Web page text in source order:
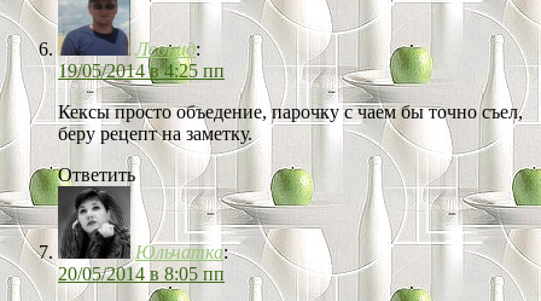
Леонид:
19/05/2014 в 4:25 пп
Кексы просто объедение, парочку с чаем бы точно съел,
беру рецепт на заметку.
Ответить
Юльчатка:
20/05/2014 в 8:05 пп